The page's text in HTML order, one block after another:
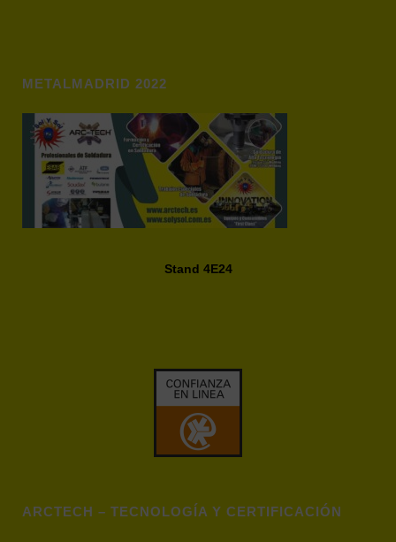
METALMADRID 2022
Stand 4E24
ARCTECH – TECNOLOGÍA Y CERTIFICACIÓN